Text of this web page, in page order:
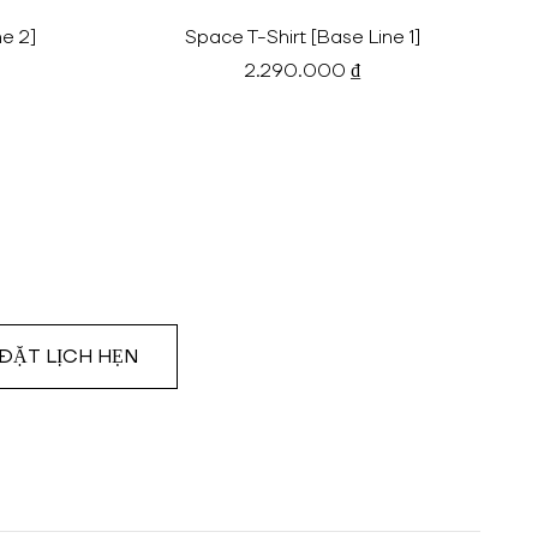
2]
Space T-Shirt [Base Line 1]
2.290.000 ₫
LỊCH HẸN